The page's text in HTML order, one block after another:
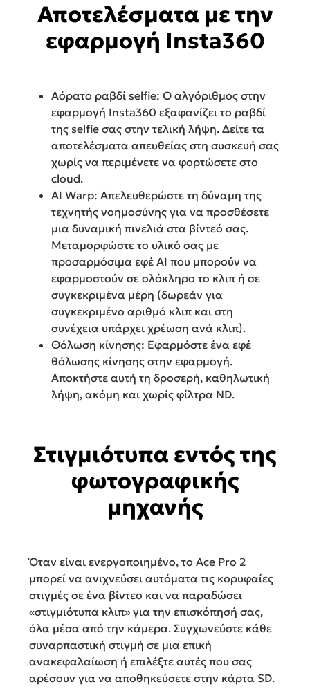
Αποτελέσματα με την
εφαρμογή Insta360
Αόρατο ραβδί selfie: Ο αλγόριθμος στην
εφαρμογή Insta360 εξαφανίζει το ραβδί
της selfie σας στην τελική λήψη. Δείτε τα
αποτελέσματα απευθείας στη συσκευή σας
χωρίς να περιμένετε να φορτώσετε στο
cloud.
AI Warp: Απελευθερώστε τη δύναμη της
τεχνητής νοημοσύνης για να προσθέσετε
μια δυναμική πινελιά στα βίντεό σας.
Μεταμορφώστε το υλικό σας με
προσαρμόσιμα εφέ AI που μπορούν να
εφαρμοστούν σε ολόκληρο το κλιπ ή σε
συγκεκριμένα μέρη (δωρεάν για
συγκεκριμένο αριθμό κλιπ και στη
συνέχεια υπάρχει χρέωση ανά κλιπ).
Θόλωση κίνησης: Εφαρμόστε ένα εφέ
θόλωσης κίνησης στην εφαρμογή.
Αποκτήστε αυτή τη δροσερή, καθηλωτική
λήψη, ακόμη και χωρίς φίλτρα ND.
Στιγμιότυπα εντός της
φωτογραφικής
μηχανής
Όταν είναι ενεργοποιημένο, το Ace Pro 2
μπορεί να ανιχνεύσει αυτόματα τις κορυφαίες
στιγμές σε ένα βίντεο και να παραδώσει
«στιγμιότυπα κλιπ» για την επισκόπησή σας,
όλα μέσα από την κάμερα. Συγχωνεύστε κάθε
συναρπαστική στιγμή σε μια επική
ανακεφαλαίωση ή επιλέξτε αυτές που σας
αρέσουν για να αποθηκεύσετε στην κάρτα SD.